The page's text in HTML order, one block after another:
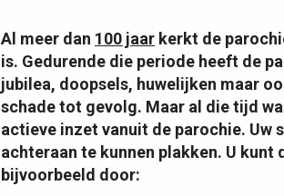
Al meer dan 100 jaar kerkt de
is. Gedurende die periode heeft de
jubilea, doopsels, huwelijken maar
schade tot gevolg. Maar al die tijd
actieve inzet vanuit de parochie. Uw
achteraan te kunnen plakken. U
bijvoorbeeld door: